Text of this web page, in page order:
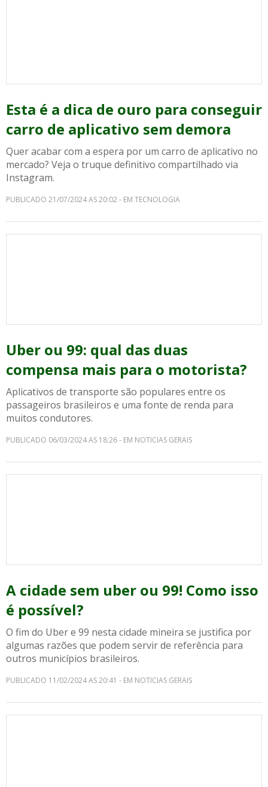
Esta é a dica de ouro para conseguir
carro de aplicativo sem demora
Quer acabar com a espera por um carro de aplicativo no
mercado? Veja o truque definitivo compartilhado via
Instagram.
PUBLICADO 21/07/2024 AS 20:02 - EM TECNOLOGIA
Uber ou 99: qual das duas
compensa mais para o motorista?
Aplicativos de transporte são populares entre os
passageiros brasileiros e uma fonte de renda para
muitos condutores.
PUBLICADO 06/03/2024 AS 18:26 - EM NOTICIAS GERAIS
A cidade sem uber ou 99! Como isso
é possível?
O fim do Uber e 99 nesta cidade mineira se justifica por
algumas razões que podem servir de referência para
outros municípios brasileiros.
PUBLICADO 11/02/2024 AS 20:41 - EM NOTICIAS GERAIS